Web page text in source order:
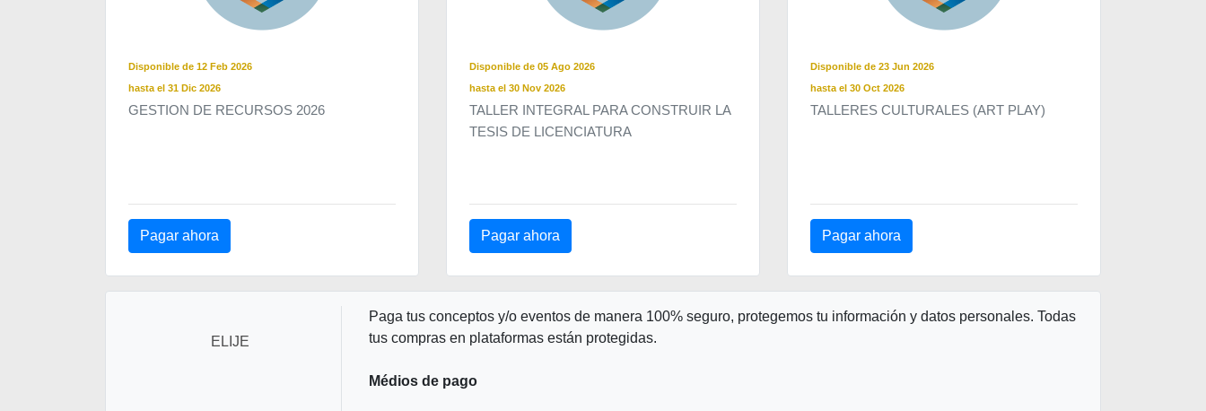
Disponible de 12 Feb 2026
hasta el 31 Dic 2026
GESTION DE RECURSOS 2026
Disponible de 05 Ago 2026
hasta el 30 Nov 2026
TALLER INTEGRAL PARA CONSTRUIR LA
TESIS DE LICENCIATURA
Disponible de 23 Jun 2026
hasta el 30 Oct 2026
TALLERES CULTURALES (ART PLAY)
ELIJE
Paga tus conceptos y/o eventos de manera 100% seguro, protegemos tu información y datos personales. Todas
tus compras en plataformas están protegidas.
Médios de pago